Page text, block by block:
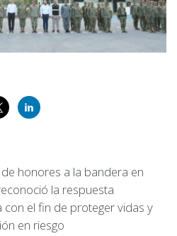
honores a la bandera en
la respuesta
con el fin de proteger vidas y
en riesgo